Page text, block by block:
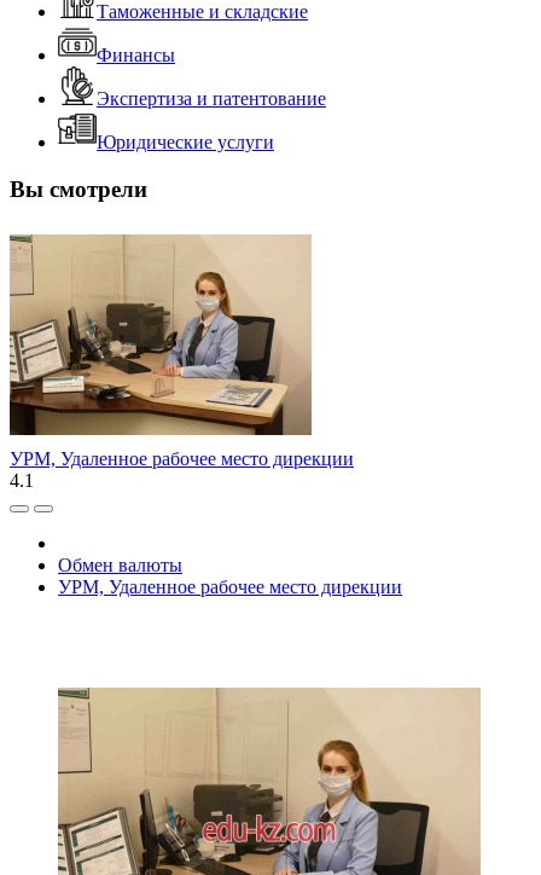
Таможенные и складские
Финансы
Экспертиза и патентование
Юридические услуги
Вы смотрели
УРМ, Удаленное рабочее место дирекции
4.1
Обмен валюты
УРМ, Удаленное рабочее место дирекции